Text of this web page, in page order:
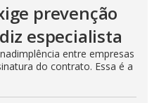
prevenção
especialista
entre empresas
do contrato. Essa é a